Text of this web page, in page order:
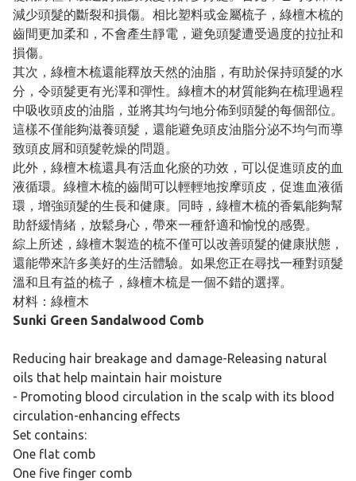
減少頭髮的斷裂和損傷。相比塑料或金屬梳子，綠檀木梳的
齒間更加柔和，不會產生靜電，避免頭髮遭受過度的拉扯和
損傷。
其次，綠檀木梳還能釋放天然的油脂，有助於保持頭髮的水
分，令頭髮更有光澤和彈性。綠檀木的材質能夠在梳理過程
中吸收頭皮的油脂，並將其均勻地分佈到頭髮的每個部位。
這樣不僅能夠滋養頭髮，還能避免頭皮油脂分泌不均勻而導
致頭皮屑和頭髮乾燥的問題。
此外，綠檀木梳還具有活血化瘀的功效，可以促進頭皮的血
液循環。綠檀木梳的齒間可以輕輕地按摩頭皮，促進血液循
環，增強頭髮的生長和健康。同時，綠檀木梳的香氣能夠幫
助舒緩情緒，放鬆身心，帶來一種舒適和愉悅的感覺。
綜上所述，綠檀木製造的梳不僅可以改善頭髮的健康狀態，
還能帶來許多美好的生活體驗。如果您正在尋找一種對頭髮
溫和且有益的梳子，綠檀木梳是一個不錯的選擇。
材料：綠檀木
Sunki Green Sandalwood Comb
Reducing hair breakage and damage-Releasing natural
oils that help maintain hair moisture
- Promoting blood circulation in the scalp with its blood
circulation-enhancing effects
Set contains:
One flat comb
One five finger comb